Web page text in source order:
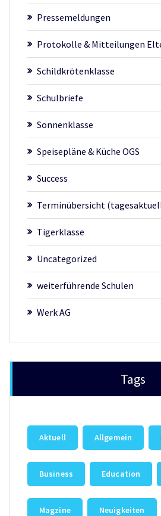
Pressemeldungen
Protokolle & Mitteilungen
Schildkrötenklasse
Schulbriefe
Sonnenklasse
Speisepläne & Küche OGS
Success
Terminübersicht
Tigerklasse
Uncategorized
weiterführende Schulen
Werk AG
Tags
Aktuell Allgemein
Business Education
Magzine Neuigkeiten